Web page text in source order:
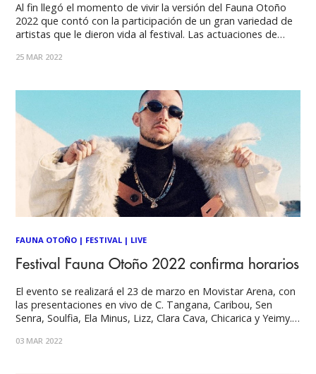
Al fin llegó el momento de vivir la versión del Fauna Otoño
2022 que contó con la participación de un gran variedad de
artistas que le dieron vida al festival. Las actuaciones de
estrella de la noche C Tangana. La
25 MAR 2022
FAUNA OTOÑO | FESTIVAL | LIVE
Festival Fauna Otoño 2022 confirma horarios
El evento se realizará el 23 de marzo en Movistar Arena, con
las presentaciones en vivo de C. Tangana, Caribou, Sen
Senra, Soulfia, Ela Minus, Lizz, Clara Cava, Chicarica y Yeimy.
un stock limitado de entradas a la venta
03 MAR 2022